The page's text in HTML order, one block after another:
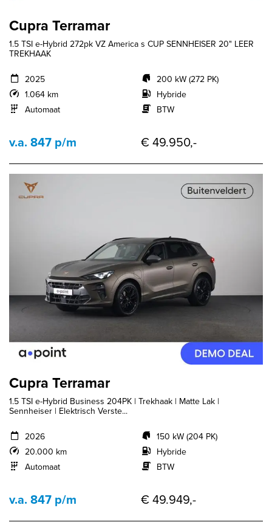
Cupra Terramar
1.5 TSI e-Hybrid 272pk VZ America s CUP SENNHEISER 20" LEER
TREKHAAK
2025
1.064 km
Automaat
200 kW (272 PK)
Hybride
BTW
v.a. 847 p/m € 49.950,-
Cupra Terramar
1.5 TSI e-Hybrid Business 204PK | Trekhaak | Matte Lak |
Sennheiser | Elektrisch Verste...
2026
20.000 km
Automaat
150 kW (204 PK)
Hybride
BTW
v.a. 847 p/m € 49.949,-